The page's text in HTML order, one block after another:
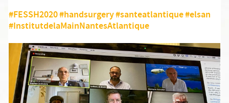
#FESSH2020#handsurgery#santeatlantique#elsan
#InstitutdelaMainNantesAtlantique